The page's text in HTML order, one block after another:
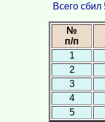
Всего
№
п/п
1
2
3
4
5